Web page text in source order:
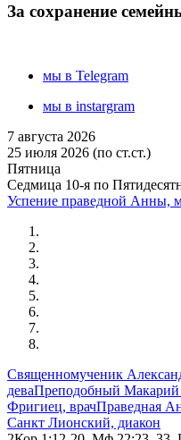
За сохранение
мы в Telegram
мы в instargram
7 августа 2026
25 июля 2026 (по ст.ст.)
Пятница
Седмица 10-я по
Успение праведной Анны,
Священномученик
деваПреподобный
Фригиец, врачПраведная
Санкт Лионский, диакон